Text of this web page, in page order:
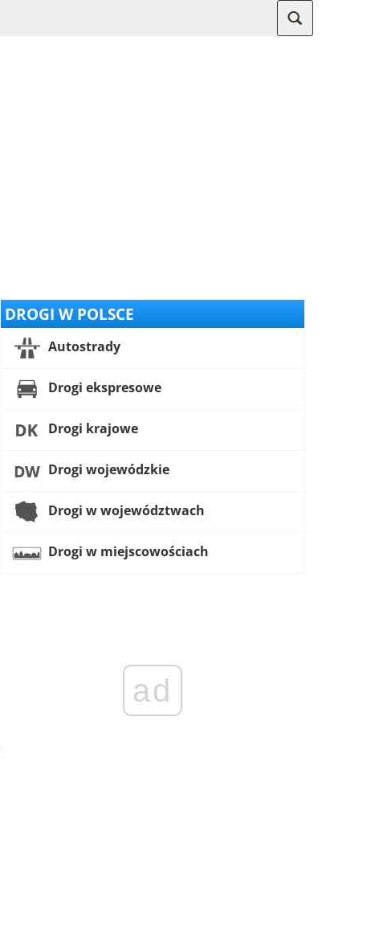
DROGI W POLSCE
Autostrady
Drogi ekspresowe
Drogi krajowe
Drogi wojewódzkie
Drogi w województwach
Drogi w miejscowościach
ad